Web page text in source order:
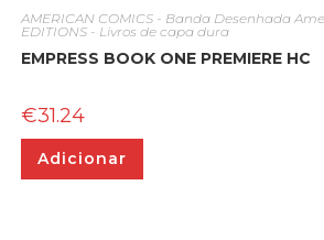
AMERICAN COMICS - Banda Desenhada
EDITIONS - Livros de capa dura
EMPRESS BOOK ONE PREMIERE HC
€31.24
Adicionar